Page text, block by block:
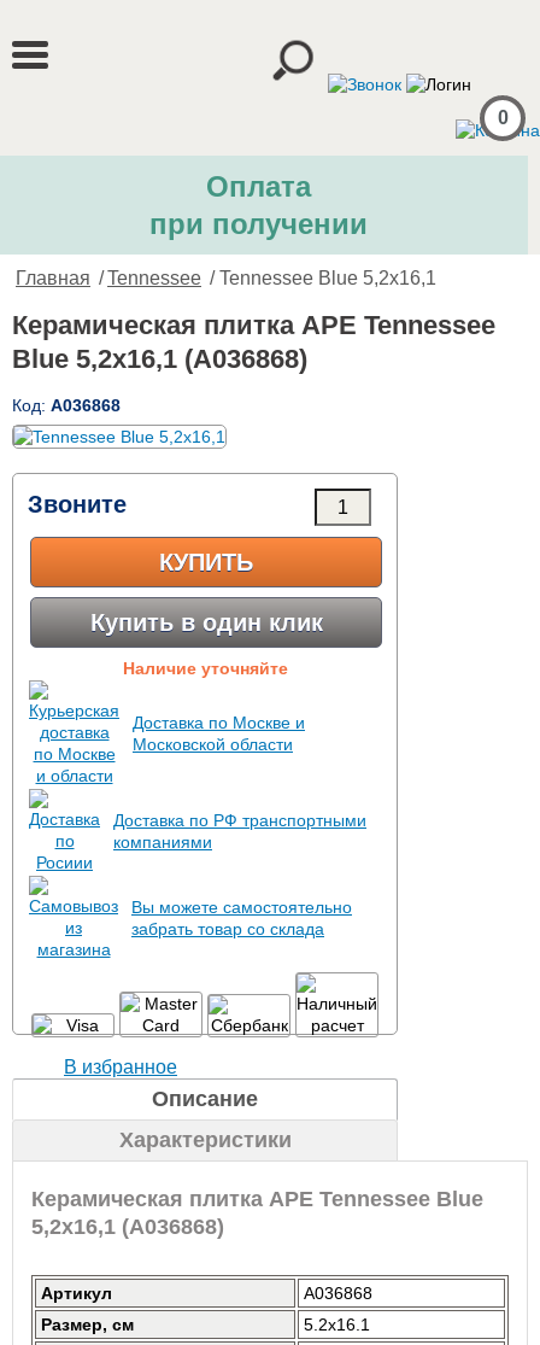
0
Оплата
при получении
Главная /Tennessee / Tennessee Blue 5,2x16,1
Керамическая плитка APE Tennessee
Blue 5,2x16,1 (A036868)
Код: A036868
Звоните
КУПИТЬ
Купить в один клик
Наличие уточняйте
Доставка по Москве и
Московской области
Доставка по РФ транспортными
компаниями
Вы можете самостоятельно
забрать товар со склада
В избранное
Описание
Характеристики
Керамическая плитка APE Tennessee Blue
5,2x16,1 (A036868)
Артикул
A036868
Размер, см
5.2x16.1